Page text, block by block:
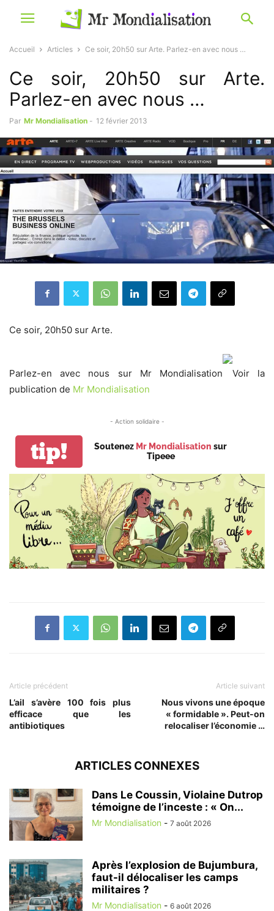
Accueil Articles Ce soir, 20h50 sur Arte. Parlez-en avec nous …
Ce soir, 20h50 sur Arte.
Parlez-en avec nous …
Par Mr Mondialisation - 12 février 2013
Ce soir, 20h50 sur Arte.
Parlez-en avec nous sur Mr Mondialisation
Voir la
publication de Mr Mondialisation
- Action solidaire -
tip! Soutenez Mr Mondialisation sur
Tipeee
Article précédent
L’ail s’avère 100 fois plus
efficace que les
antibiotiques
Article suivant
Nous vivons une époque
« formidable ». Peut-on
relocaliser l’économie …
ARTICLES CONNEXES
Dans Le Coussin, Violaine Dutrop
témoigne de l’inceste : « On...
Mr Mondialisation - 7 août 2026
Après l’explosion de Bujumbura,
faut-il délocaliser les camps
militaires ?
Mr Mondialisation - 6 août 2026